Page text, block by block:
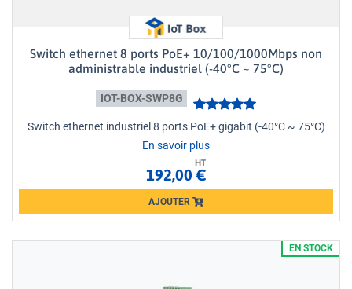
Switch ethernet 8 ports PoE+ 10/100/1000Mbps non
administrable industriel (-40°C ~ 75°C)
IOT-BOX-SWP8G
Switch ethernet industriel 8 ports PoE+ gigabit (-40°C ~ 75°C)
En savoir plus
HT
192,00 €
AJOUTER
Loading...
EN STOCK